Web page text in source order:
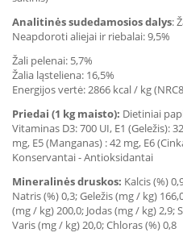
Analitinės sudedamosios dalys:
Neapdoroti aliejai ir riebalai: 9,5%
Žali pelenai: 5,7%
Žalia ląsteliena: 16,5%
Energijos vertė: 2866 kcal / kg
Priedai (1 kg maisto): Dietiniai
Vitaminas D3: 700 UI, E1 (Geležis):
mg, E5 (Manganas) : 42 mg, E6
Konservantai - Antioksidantai
Mineralinės druskos: Kalcis (%)
Natris (%) 0,3; Geležis (mg / kg)
(mg / kg) 200,0; Jodas (mg / kg) 2,9;
Varis (mg / kg) 20,0; Chloras (%) 0,8